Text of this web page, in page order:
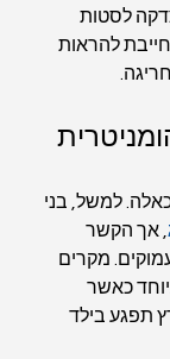
לסטות
להראות
למשל, בני
, אך הקשר
מקרים
כאשר
תפגע בילד